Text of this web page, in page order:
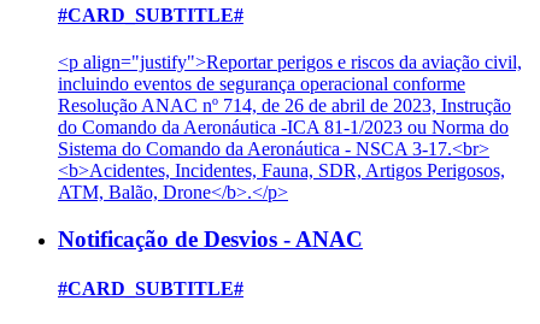
#CARD_SUBTITLE#
<p align="justify">Reportar perigos e riscos da aviação civil,
incluindo eventos de segurança operacional conforme
Resolução ANAC nº 714, de 26 de abril de 2023, Instrução
do Comando da Aeronáutica -ICA 81-1/2023 ou Norma do
Sistema do Comando da Aeronáutica - NSCA 3-17.<br>
<b>Acidentes, Incidentes, Fauna, SDR, Artigos Perigosos,
ATM, Balão, Drone</b>.</p>
Notificação de Desvios - ANAC
#CARD_SUBTITLE#